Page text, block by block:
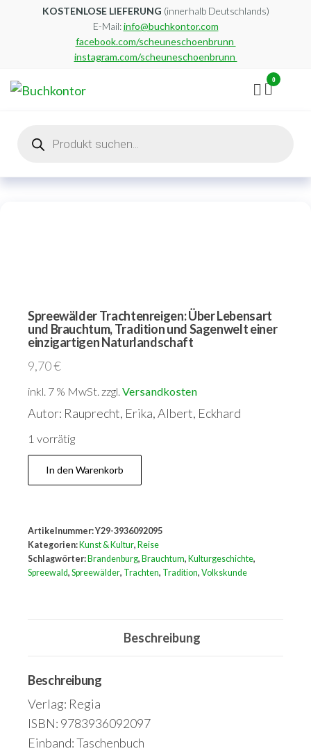
KOSTENLOSE LIEFERUNG (innerhalb Deutschlands)
E-Mail:info@buchkontor.com
facebook.com/scheuneschoenbrunn
instagram.com/scheuneschoenbrunn
0
search
Spreewälder Trachtenreigen: Über Lebensart
und Brauchtum, Tradition und Sagenwelt einer
einzigartigen Naturlandschaft
9,70€
inkl. 7 % MwSt. zzgl. Versandkosten
Autor: Rauprecht, Erika, Albert, Eckhard
1 vorrätig
Spreewälder
Trachtenreigen:
und
Brauchtum,
Tradition
Naturlandschaft
Menge
In den Warenkorb
Artikelnummer:Y29-3936092095
Kategorien: Kunst & Kultur, Reise
Schlagwörter: Brandenburg, Brauchtum, Kulturgeschichte,
Spreewald, Spreewälder, Trachten, Tradition, Volkskunde
Beschreibung
Beschreibung
Verlag: Regia
ISBN: 9783936092097
Einband: Taschenbuch